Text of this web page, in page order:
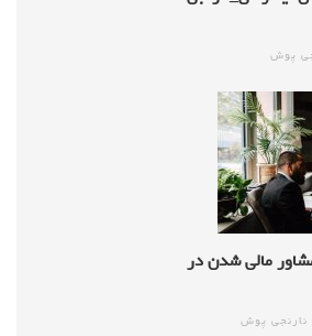
پوش
مالی شدن در
نارنجی پوش